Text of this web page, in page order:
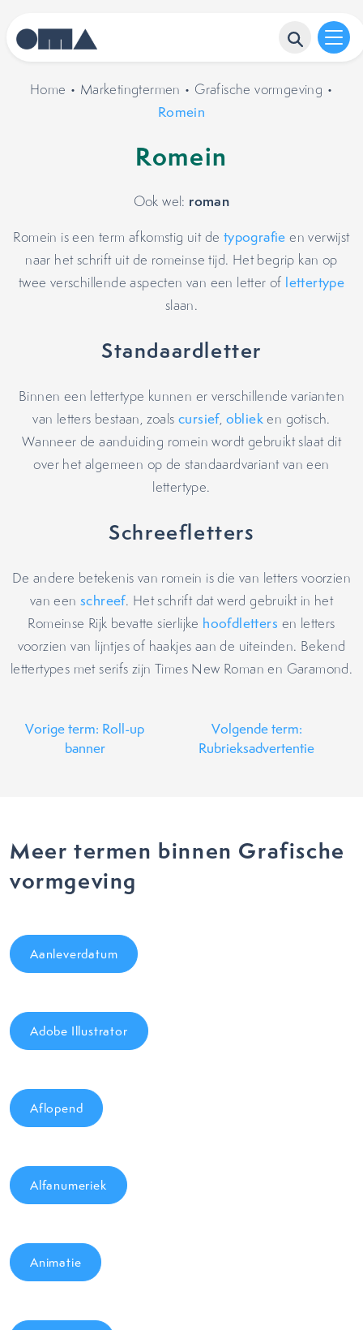
Home • Marketingtermen • Grafische vormgeving •
Romein
Romein
Ook wel: roman
Romein is een term afkomstig uit de typografie en verwijst
naar het schrift uit de romeinse tijd. Het begrip kan op
twee verschillende aspecten van een letter of lettertype
slaan.
Standaardletter
Binnen een lettertype kunnen er verschillende varianten
van letters bestaan, zoals cursief, oblieken gotisch.
Wanneer de aanduiding romein wordt gebruikt slaat dit
over het algemeen op de standaardvariant van een
lettertype.
Schreefletters
De andere betekenis van romein is die van letters voorzien
van eenschreef. Het schrift dat werd gebruikt in het
Romeinse Rijk bevatte sierlijke hoofdletters en letters
voorzien van lijntjes of haakjes aan de uiteinden. Bekend
lettertypes met serifs zijn Times New Roman en Garamond.
Vorige term: Roll-up
banner
Volgende term:
Rubrieksadvertentie
Meer termen binnen Grafische
vormgeving
Aanleverdatum
Adobe Illustrator
Aflopend
Alfanumeriek
Animatie